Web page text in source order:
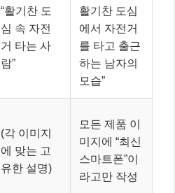
“활기찬 도
심 속 자전
거 타는 사
람”
활기찬 도심
에서 자전거
를 타고 출근
하는 남자의
모습”
(각 이미지
에 맞는 고
유한 설명)
모든 제품 이
미지에 “최신
스마트폰”이
라고만 작성